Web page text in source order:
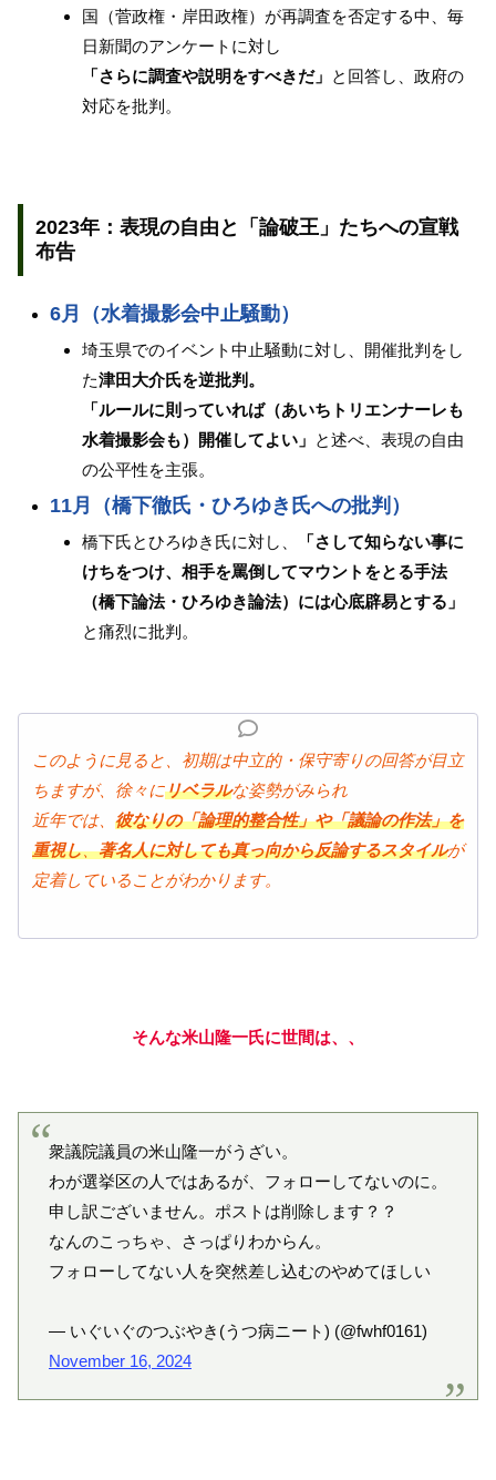
国（菅政権・岸田政権）が再調査を否定する中、毎
日新聞のアンケートに対し
「さらに調査や説明をすべきだ」 と回答し、政府の
対応を批判。
2023年：表現の自由と「論破王」たちへの宣戦
布告
6月（水着撮影会中止騒動）
埼玉県でのイベント中止騒動に対し、開催批判をし
た津田大介氏を逆批判。
「ルールに則っていれば（あいちトリエンナーレも
水着撮影会も）開催してよい」 と述べ、表現の自由
の公平性を主張。
11月（橋下徹氏・ひろゆき氏への批判）
橋下氏とひろゆき氏に対し、
「さして知らない事に
けちをつけ、相手を罵倒してマウントをとる手法
（橋下論法・ひろゆき論法）には心底辟易とする」
と痛烈に批判。
このように見ると、初期は中立的・保守寄りの回答が目立
ちますが、徐々にリベラルな姿勢がみられ
近年では、 彼なりの「論理的整合性」や「議論の作法」を
重視し、著名人に対しても真っ向から反論するスタイルが
定着していることがわかります。
そんな米山隆一氏に世間は、、
衆議院議員の米山隆一がうざい。
わが選挙区の人ではあるが、フォローしてないのに。
申し訳ございません。ポストは削除します？？
なんのこっちゃ、さっぱりわからん。
フォローしてない人を突然差し込むのやめてほしい
— いぐいぐのつぶやき(うつ病ニート) (@fwhf0161)
November 16, 2024